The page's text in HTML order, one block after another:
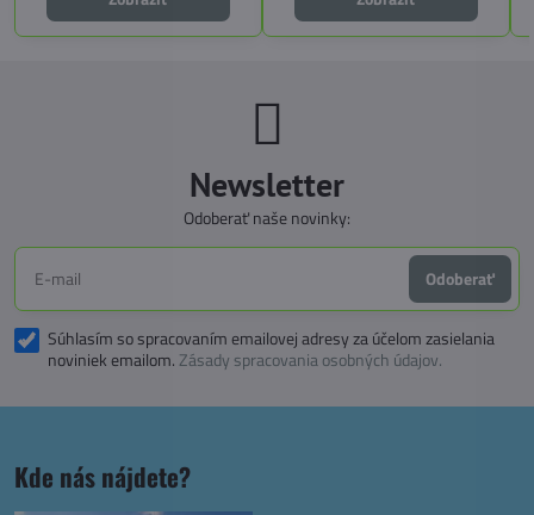
funkčnosť a slobodu na cestách.
Newsletter
Odoberať naše novinky:
Odoberať
Súhlasím so spracovaním emailovej adresy za účelom zasielania
noviniek emailom.Zásady spracovania osobných údajov.
Kde nás nájdete?